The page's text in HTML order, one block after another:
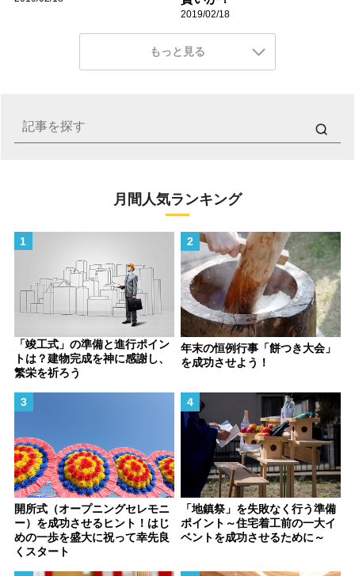
2019/02/18
もっと見る
月間人気ランキング
「竣工式」の準備と進行ポイン
トは？建物完成を神に感謝し、
繁栄を祈ろう
年末の恒例行事「餅つき大会」
を成功させよう！
開所式（オープニングセレモニ
ー）を成功させるヒント！はじ
めの一歩を盛大に祝って幸先良
くスタート
「地鎮祭」を失敗なく行う準備
ポイント～住宅着工前の一大イ
ベントを成功させるために～